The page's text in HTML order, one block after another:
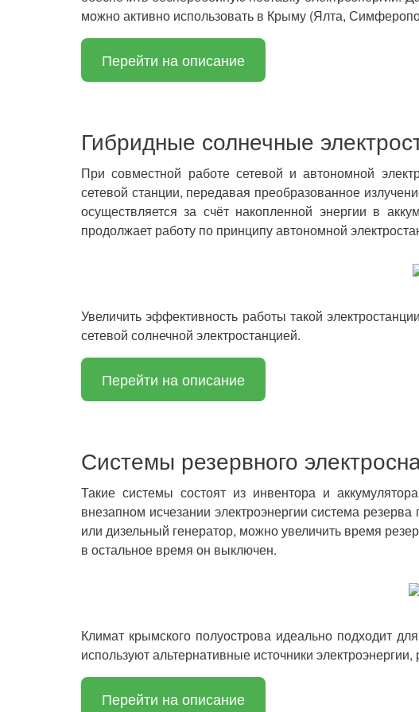
можно активно использовать в Крыму (Ялта,
Перейти на описание
Гибридные солнечные
При совместной работе сетевой и автономной
сетевой станции, передавая преобразованное
осуществляется за счёт накопленной энергии в
продолжает работу по принципу автономной
Увеличить эффективность работы такой
сетевой солнечной электростанцией.
Перейти на описание
Системы резервного
Такие системы состоят из инвентора и
внезапном исчезании электроэнергии система
или дизельный генератор, можно увеличить время
в остальное время он выключен.
Климат крымского полуострова идеально подходит
используют альтернативные источники
Перейти на описание